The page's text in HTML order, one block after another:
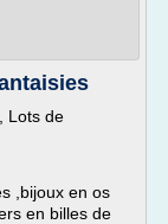
Lots de
,bijoux en os
en billes de